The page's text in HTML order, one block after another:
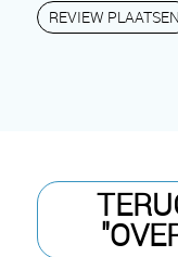
REVIEW PLAATSEN